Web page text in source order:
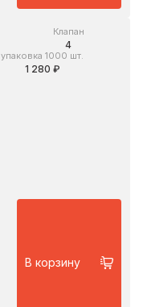
Клапан
4
упаковка 1000 шт.
1 280 ₽
В корзину